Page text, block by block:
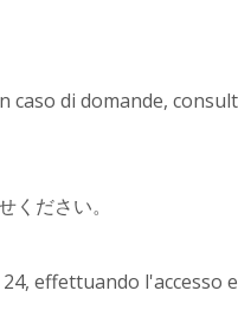
caso di domande,
ださい。
effettuando l'accesso